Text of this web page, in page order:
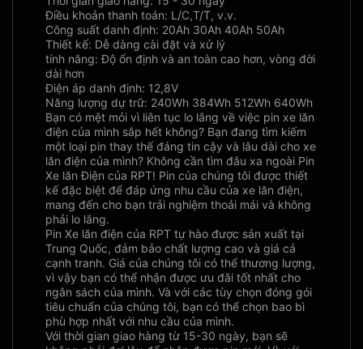
Điều khoản thanh toán: L/C,T/T, v.v.
Công suất danh định: 20Ah 30Ah 40Ah 50Ah
Thiết kế: Dễ dàng cài đặt và xử lý
tính năng: Độ ổn định và an toàn cao hơn, vòng đời
dài hơn
Điện áp danh định: 12,8V
Năng lượng dự trữ: 240Wh 384Wh 512Wh 640Wh
Bạn có mệt mỏi vì liên tục lo lắng về việc pin xe lăn
điện của mình sắp hết không? Bạn đang tìm kiếm
một loại pin thay thế đáng tin cậy và lâu dài cho xe
lăn điện của mình? Không cần tìm đâu xa ngoài Pin
Xe lăn Điện của RPT! Pin của chúng tôi được thiết
kế đặc biệt để đáp ứng nhu cầu của xe lăn điện,
mang đến cho bạn trải nghiệm thoải mái và không
phải lo lắng.
Pin Xe lăn điện của RPT tự hào được sản xuất tại
Trung Quốc, đảm bảo chất lượng cao và giá cả
cạnh tranh. Giá của chúng tôi có thể thương lượng,
vì vậy bạn có thể nhận được ưu đãi tốt nhất cho
ngân sách của mình. Và với các tùy chọn đóng gói
tiêu chuẩn của chúng tôi, bạn có thể chọn bao bì
phù hợp nhất với nhu cầu của mình.
Với thời gian giao hàng từ 15-30 ngày, bạn sẽ